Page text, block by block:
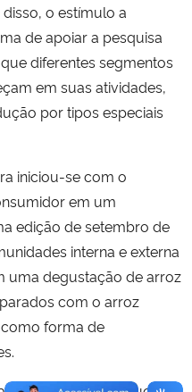
o estímulo a
de apoiar a pesquisa
diferentes segmentos
em suas atividades,
por tipos especiais
iniciou-se com o
em um
edição de setembro de
interna e externa
uma degustação de arroz
com o arroz
forma de